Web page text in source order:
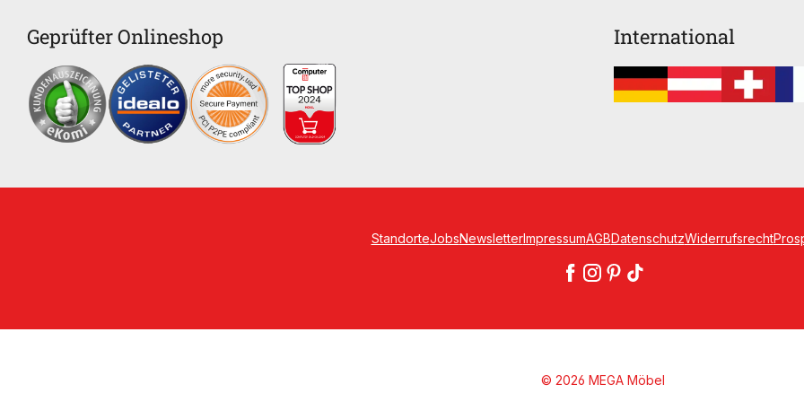
Geprüfter Onlineshop International
StandorteJobsNewsletterImpressumAGBDatenschutzWiderrufsrecht
© 2026 MEGA Möbel